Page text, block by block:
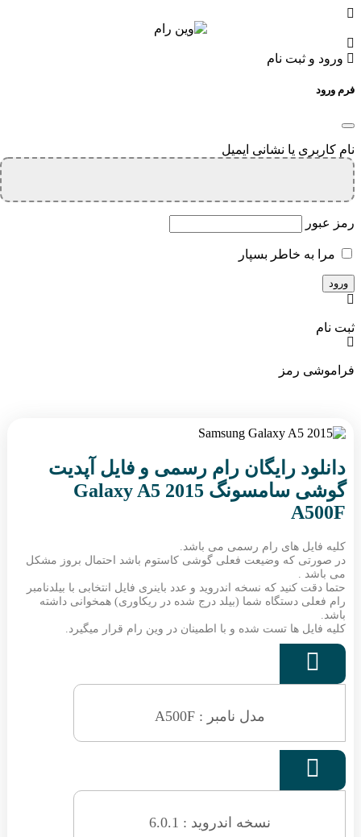
ورود و ثبت نام
فرم ورود
نام کاربری یا نشانی ایمیل
رمز عبور
مرا به خاطر بسپار
ثبت نام
فراموشی رمز
دانلود رایگان رام رسمی و فایل آپدیت
گوشی سامسونگ Galaxy A5 2015
A500F
کلیه فایل های رام رسمی می باشد.
در صورتی که وضیعت فعلی گوشی کاستوم باشد احتمال بروز مشکل
می باشد .
حتما دقت کنید که نسخه اندروید و عدد باینری فایل انتخابی با بیلدنامبر
رام فعلی دستگاه شما (بیلد درج شده در ریکاوری) همخوانی داشته
باشد.
کلیه فایل ها تست شده و با اطمینان در وین رام قرار میگیرد.

مدل نامبر : A500F

نسخه اندروید : 6.0.1